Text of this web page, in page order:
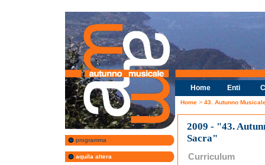
programma
aquila altera
Home Enti
Home > 43. Autunno
2009 - "43.
Sacra"
Curriculum